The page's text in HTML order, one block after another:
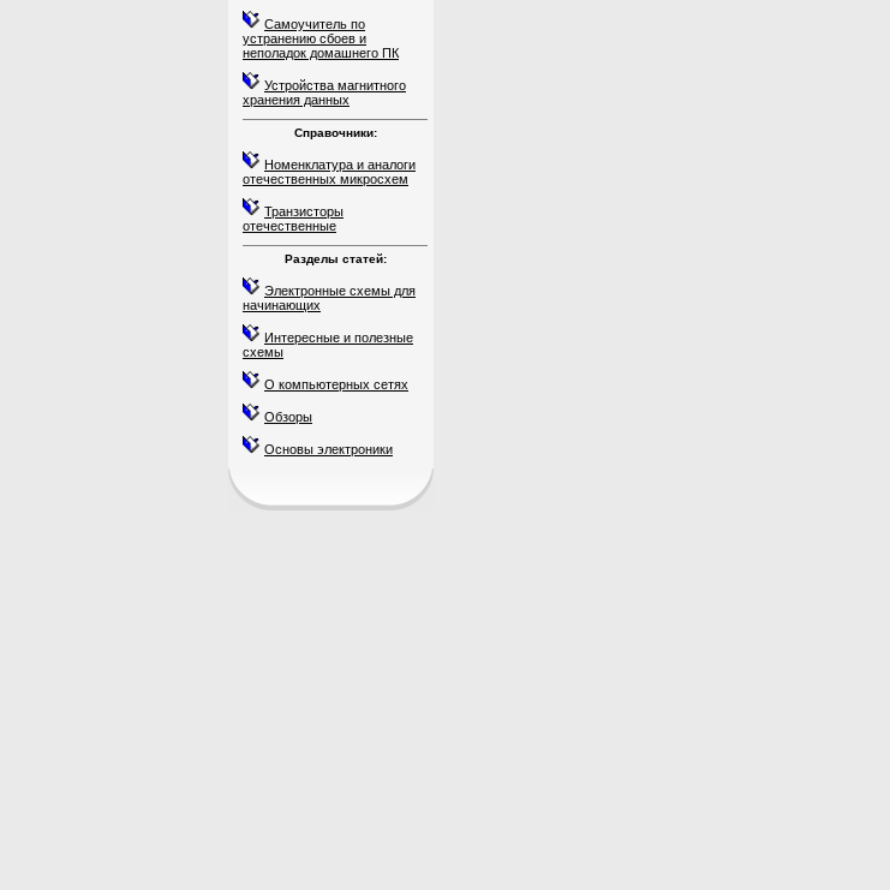
Самоучитель по
устранению сбоев и
неполадок домашнего ПК
Устройства магнитного
хранения данных
Справочники:
Номенклатура и аналоги
отечественных микросхем
Транзисторы
отечественные
Разделы статей:
Электронные схемы для
начинающих
Интересные и полезные
схемы
О компьютерных сетях
Обзоры
Основы электроники